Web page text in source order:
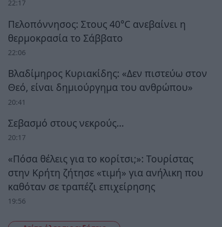
22:17
Πελοπόννησος: Στους 40°C ανεβαίνει η
θερμοκρασία το Σάββατο
22:06
Βλαδίμηρος Κυριακίδης: «Δεν πιστεύω στον
Θεό, είναι δημιούργημα του ανθρώπου»
20:41
Σεβασμό στους νεκρούς…
20:17
«Πόσα θέλεις για το κορίτσι;»: Τουρίστας
στην Κρήτη ζήτησε «τιμή» για ανήλικη που
καθόταν σε τραπέζι επιχείρησης
19:56